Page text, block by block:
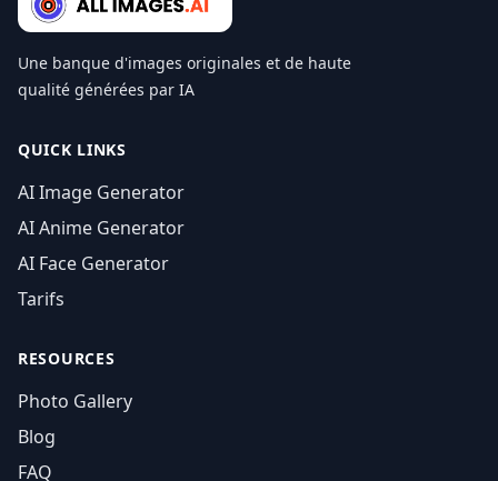
Une banque d'images originales et de haute
qualité générées par IA
QUICK LINKS
AI Image Generator
AI Anime Generator
AI Face Generator
Tarifs
RESOURCES
Photo Gallery
Blog
FAQ